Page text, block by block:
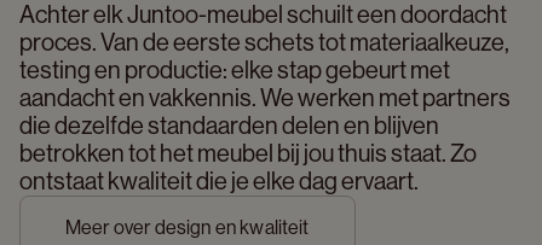
Achter elk Juntoo-meubel schuilt een doordacht
proces. Van de eerste schets tot materiaalkeuze,
testing en productie: elke stap gebeurt met
aandacht en vakkennis. We werken met partners
die dezelfde standaarden delen en blijven
betrokken tot het meubel bij jou thuis staat. Zo
ontstaat kwaliteit die je elke dag ervaart.
Meer over design en kwaliteit